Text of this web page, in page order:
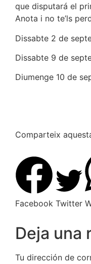
que disputará el
Anota i no te’ls
Dissabte 2 de
Dissabte 9 de
Diumenge 10 de
Comparteix
Facebook Twitter
Deja una
Tu dirección de